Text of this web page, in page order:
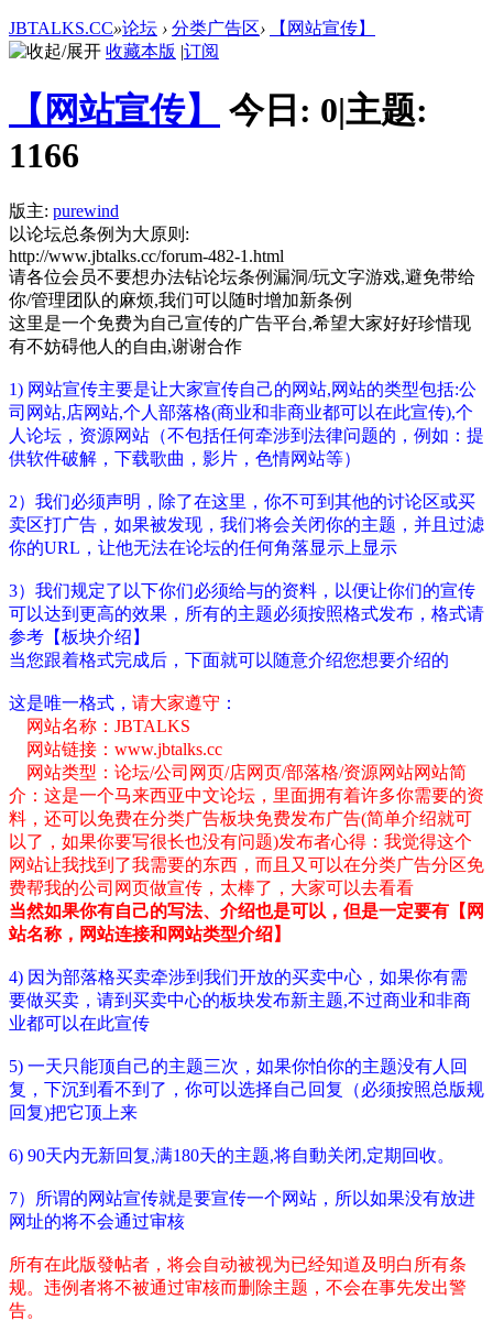
JBTALKS.CC»论坛 › 分类广告区›
【网站宣传】
收藏本版 |订阅
【网站宣传】 今日: 0|主题:
1166
版主: purewind
以论坛总条例为大原则:
http://www.jbtalks.cc/forum-482-1.html
请各位会员不要想办法钻论坛条例漏洞/玩文字游戏,避免带给
你/管理团队的麻烦,我们可以随时增加新条例
这里是一个免费为自己宣传的广告平台,希望大家好好珍惜现
有不妨碍他人的自由,谢谢合作
1) 网站宣传主要是让大家宣传自己的网站,网站的类型包括:公
司网站,店网站,个人部落格(商业和非商业都可以在此宣传),个
人论坛，资源网站（不包括任何牵涉到法律问题的，例如：提
供软件破解，下载歌曲，影片，色情网站等）
2）我们必须声明，除了在这里，你不可到其他的讨论区或买
卖区打广告，如果被发现，我们将会关闭你的主题，并且过滤
你的URL，让他无法在论坛的任何角落显示上显示
3）我们规定了以下你们必须给与的资料，以便让你们的宣传
可以达到更高的效果，所有的主题必须按照格式发布，格式请
参考【板块介绍】
当您跟着格式完成后，下面就可以随意介绍您想要介绍的
这是唯一格式， 请大家遵守 ：
网站名称：JBTALKS
网站链接：www.jbtalks.cc
网站类型：论坛/公司网页/店网页/部落格/资源网站网站简
介：这是一个马来西亚中文论坛，里面拥有着许多你需要的资
料，还可以免费在分类广告板块免费发布广告(简单介绍就可
以了，如果你要写很长也没有问题)发布者心得：我觉得这个
网站让我找到了我需要的东西，而且又可以在分类广告分区免
费帮我的公司网页做宣传，太棒了，大家可以去看看
当然如果你有自己的写法、介绍也是可以，但是一定要有【网
站名称，网站连接和网站类型介绍】
4) 因为部落格买卖牵涉到我们开放的买卖中心，如果你有需
要做买卖，请到买卖中心的板块发布新主题,不过商业和非商
业都可以在此宣传
5) 一天只能顶自己的主题三次，如果你怕你的主题没有人回
复，下沉到看不到了，你可以选择自己回复（必须按照总版规
回复)把它顶上来
6) 90天内无新回复,满180天的主题,将自動关闭,定期回收。
7）所谓的网站宣传就是要宣传一个网站，所以如果没有放进
网址的将不会通过审核
所有在此版發帖者，将会自动被视为已经知道及明白所有条
规。违例者将不被通过审核而删除主题，不会在事先发出警
告。